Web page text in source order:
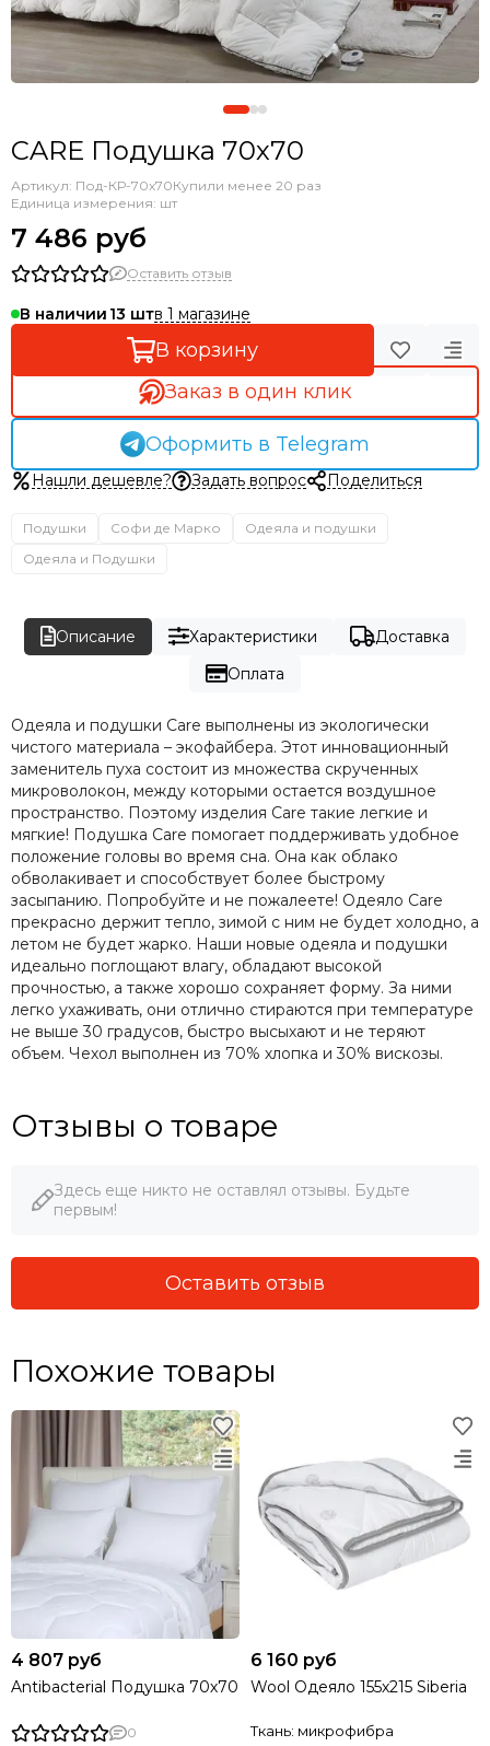
CARE Подушка 70х70
Артикул: Под-КР-70х70Купили менее 20 раз
Единица измерения: шт
7 486 руб
Оставить отзыв
В наличии 13 в 1 магазине
В корзину
Заказ в один клик
Оформить в Telegram
Нашли дешевле? Задать вопрос Поделиться
Подушки Софи де Марко
Одеяла и подушки
Одеяла и Подушки
Описание Характеристики
Доставка
Оплата
Одеяла и подушки Care выполнены из экологически
чистого материала – экофайбера. Этот инновационный
заменитель пуха состоит из множества скрученных
микроволокон, между которыми остается воздушное
пространство. Поэтому изделия Care такие легкие и
мягкие! Подушка Care помогает поддерживать удобное
положение головы во время сна. Она как облако
обволакивает и способствует более быстрому
засыпанию. Попробуйте и не пожалеете! Одеяло Care
прекрасно держит тепло, зимой с ним не будет холодно, а
летом не будет жарко. Наши новые одеяла и подушки
идеально поглощают влагу, обладают высокой
прочностью, а также хорошо сохраняет форму. За ними
легко ухаживать, они отлично стираются при температуре
не выше 30 градусов, быстро высыхают и не теряют
объем. Чехол выполнен из 70% хлопка и 30% вискозы.
Отзывы о товаре
Здесь еще никто не оставлял отзывы. Будьте
первым!
Оставить отзыв
Похожие товары
4 807 руб
Antibacterial Подушка 70х70
0
6 160 руб
Wool Одеяло 155х215 Siberia
Ткань: микрофибра